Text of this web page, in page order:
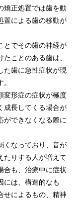
矯正処置では歯を動
置による歯の移動が
とでその歯の神経が
ことのある歯は、
た歯に急性症状が現
変形症の症状が極度
成長してくる場合が
ができなくなる際に
くなっており、音が
たりする人が増えて
合も、治療中に症状
には、構造的なも
せによるもの、精神